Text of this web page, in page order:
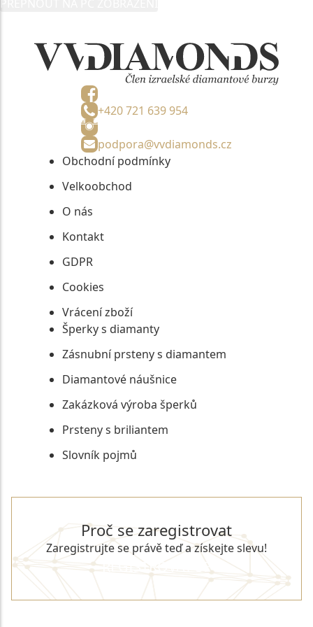
+420 721 639 954
podpora@vvdiamonds.cz
Obchodní podmínky
Velkoobchod
O nás
Kontakt
GDPR
Cookies
Vrácení zboží
Šperky s diamanty
Zásnubní prsteny s diamantem
Diamantové náušnice
Zakázková výroba šperků
Prsteny s briliantem
Slovník pojmů
Proč se zaregistrovat
Zaregistrujte se právě teď a získejte slevu!
REGISTROVAT SE